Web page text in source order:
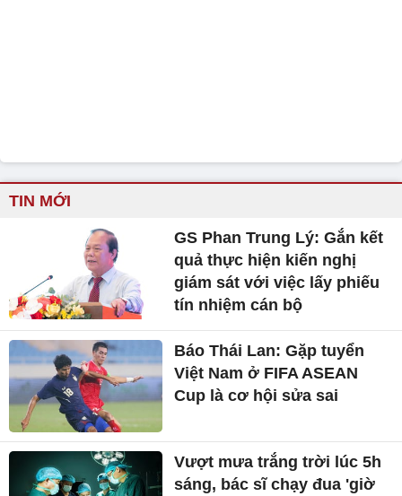
TIN MỚI
GS Phan Trung Lý: Gắn kết
quả thực hiện kiến nghị
giám sát với việc lấy phiếu
tín nhiệm cán bộ
Báo Thái Lan: Gặp tuyển
Việt Nam ở FIFA ASEAN
Cup là cơ hội sửa sai
Vượt mưa trắng trời lúc 5h
sáng, bác sĩ chạy đua 'giờ